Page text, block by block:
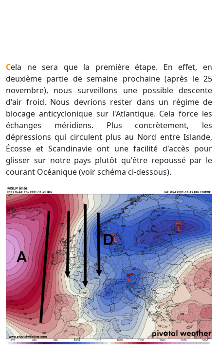
Cela ne sera que la première étape. En effet, en
deuxième partie de semaine prochaine (après le 25
novembre), nous surveillons une possible descente
d'air froid. Nous devrions rester dans un régime de
blocage anticyclonique sur l'Atlantique. Cela force les
échanges méridiens. Plus concrètement, les
dépressions qui circulent plus au Nord entre Islande,
Écosse et Scandinavie ont une facilité d'accès pour
glisser sur notre pays plutôt qu'être repoussé par le
courant Océanique (voir schéma ci-dessous).